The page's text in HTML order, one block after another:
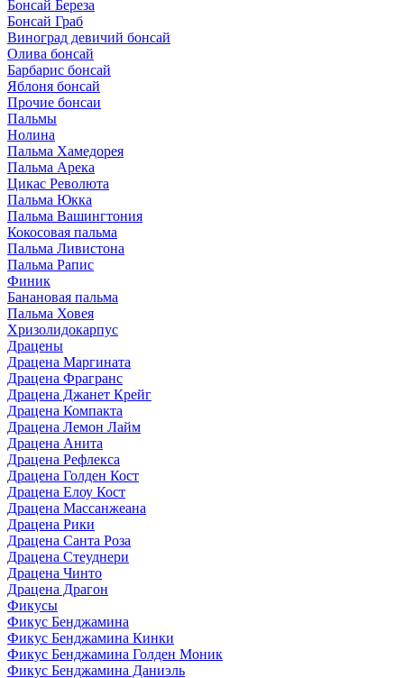
Бонсай Береза
Бонсай Граб
Виноград девичий бонсай
Олива бонсай
Барбарис бонсай
Яблоня бонсай
Прочие бонсаи
Пальмы
Нолина
Пальма Хамедорея
Пальма Арека
Цикас Революта
Пальмa Юкка
Пальма Вашингтония
Кокосовая пальма
Пальма Ливистона
Пальма Рапис
Финик
Банановая пальма
Пальма Ховея
Хризолидокарпус
Драцены
Драцена Маргината
Драцена Фрагранс
Драцена Джанет Крейг
Драцена Компакта
Драцена Лемон Лайм
Драцена Анита
Драцена Рефлекса
Драцена Голден Кост
Драцена Елоу Кост
Драцена Массанжеана
Драцена Рики
Драцена Санта Роза
Драцена Стеуднери
Драцена Чинто
Драцена Драгон
Фикусы
Фикус Бенджамина
Фикус Бенджамина Кинки
Фикус Бенджамина Голден Моник
Фикус Бенджамина Даниэль